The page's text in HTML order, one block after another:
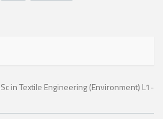
in Textile Engineering (Environment) L1-